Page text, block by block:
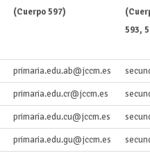
(Cuerpo 597)
593,
primaria.edu.ab@jccm.es
primaria.edu.cr@jccm.es
primaria.edu.cu@jccm.es
primaria.edu.gu@jccm.es